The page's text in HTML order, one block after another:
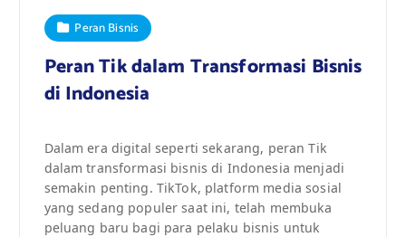
Peran Bisnis
Peran Tik dalam Transformasi Bisnis
di Indonesia
Dalam era digital seperti sekarang, peran Tik
dalam transformasi bisnis di Indonesia menjadi
semakin penting. TikTok, platform media sosial
yang sedang populer saat ini, telah membuka
peluang baru bagi para pelaku bisnis untuk